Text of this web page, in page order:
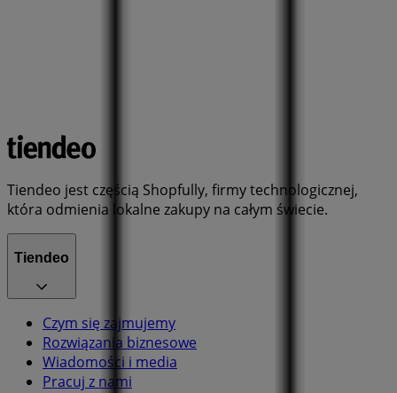
Tiendeo jest częścią Shopfully, firmy technologicznej,
która odmienia lokalne zakupy na całym świecie.
Tiendeo
Czym się zajmujemy
Rozwiązania biznesowe
Wiadomości i media
Pracuj z nami